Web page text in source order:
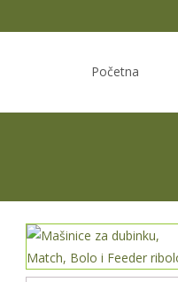
Početna